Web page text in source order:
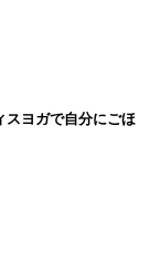
スヨガで自分にごほ